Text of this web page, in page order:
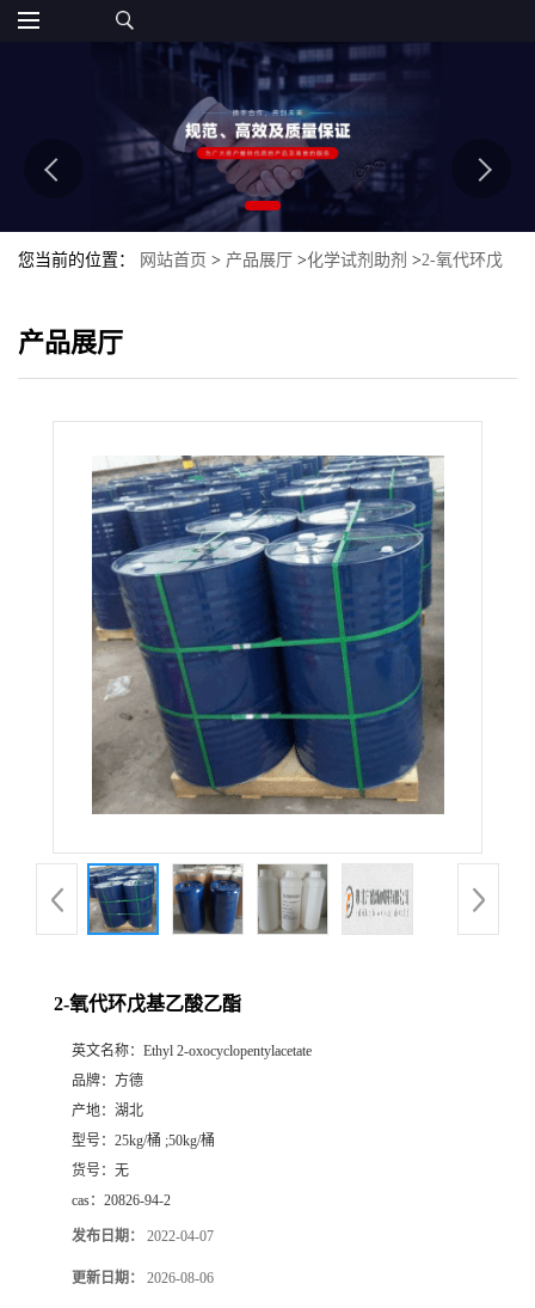
您当前的位置： 网站首页 > 产品展厅 >化学试剂助剂 >2-氧代环戊
产品展厅
2-氧代环戊基乙酸乙酯
英文名称： Ethyl 2-oxocyclopentylacetate
品牌： 方德
产地： 湖北
型号： 25kg/桶 ;50kg/桶
货号： 无
cas： 20826-94-2
发布日期： 2022-04-07
更新日期： 2026-08-06